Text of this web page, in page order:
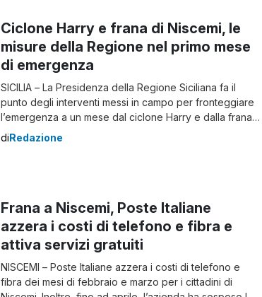
Ciclone Harry e frana di Niscemi, le
misure della Regione nel primo mese
di emergenza
SICILIA – La Presidenza della Regione Siciliana fa il
punto degli interventi messi in campo per fronteggiare
l’emergenza a un mese dal ciclone Harry e dalla frana
di Niscemi. Ciclone Harry e Niscemi: le misure della
diRedazione
Frana a Niscemi, Poste Italiane
azzera i costi di telefono e fibra e
attiva servizi gratuiti
NISCEMI – Poste Italiane azzera i costi di telefono e
fibra dei mesi di febbraio e marzo per i cittadini di